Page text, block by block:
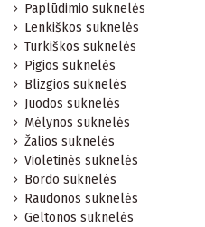
Paplūdimio suknelės
Lenkiškos suknelės
Turkiškos suknelės
Pigios suknelės
Blizgios suknelės
Juodos suknelės
Mėlynos suknelės
Žalios suknelės
Violetinės suknelės
Bordo suknelės
Raudonos suknelės
Geltonos suknelės